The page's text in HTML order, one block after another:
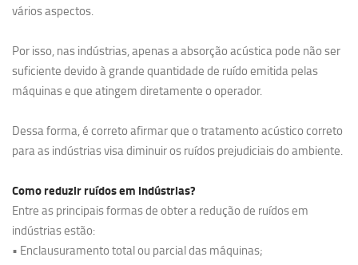
vários aspectos.
Por isso, nas indústrias, apenas a absorção acústica pode não ser
suficiente devido à grande quantidade de ruído emitida pelas
máquinas e que atingem diretamente o operador.
Dessa forma, é correto afirmar que o tratamento acústico correto
para as indústrias visa diminuir os ruídos prejudiciais do ambiente.
Como reduzir ruídos em indústrias?
Entre as principais formas de obter a redução de ruídos em
indústrias estão:
• Enclausuramento total ou parcial das máquinas;